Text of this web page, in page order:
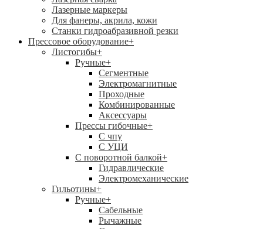
Лазерные маркеры
Для фанеры, акрила, кожи
Станки гидроабразивной резки
Прессовое оборудование+
Листогибы+
Ручные+
Сегментные
Электромагнитные
Проходные
Комбинированные
Аксессуары
Прессы гибочные+
C чпу
С УЦИ
С поворотной балкой+
Гидравлические
Электромеханические
Гильотины+
Ручные+
Сабельные
Рычажные